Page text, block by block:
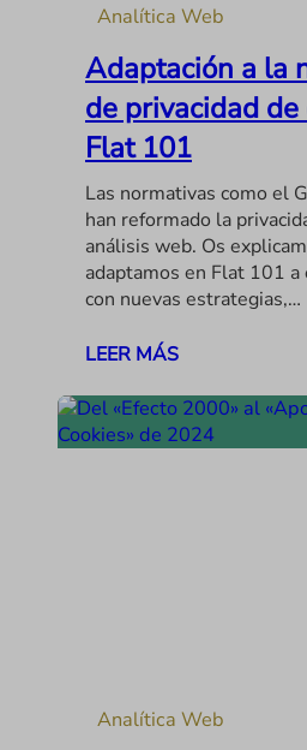
Analítica Web
Adaptación a la
de privacidad
Flat 101
Las normativas como el
han reformado la
análisis web. Os
adaptamos en Flat 101 a
con nuevas estrategias,…
LEER MÁS
Analítica Web